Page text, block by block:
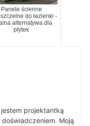
Panele ścienne
do łazienki -
alternatywa dla
płytek
projektantką
Moją